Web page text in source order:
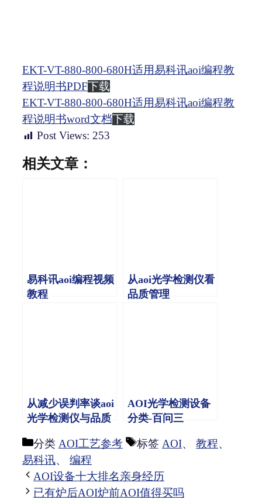
EKT-VT-880-800-680H适用易科讯aoi编程教
程说明书PDF下载
EKT-VT-880-800-680H适用易科讯aoi编程教
程说明书word文档下载
Post Views: 253
相关文章：
易科讯aoi编程视频
教程
从aoi光学检测仪看
品质管理
从减少误判率谈aoi
光学检测仪与品质
AOI光学检测设备
分类-百问三
分类 AOI工艺参考 标签 AOI、 教程、
易科讯、 编程
AOI设备十大排名亲身经历
已有炉后AOI炉前AOI值得买吗